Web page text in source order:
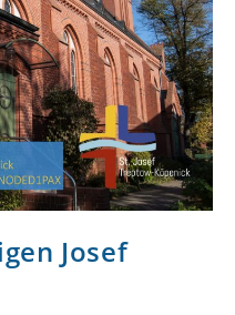
Josef